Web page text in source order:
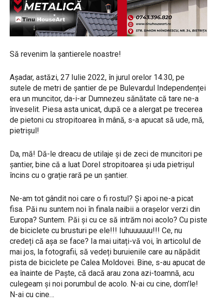
Să revenim la șantierele noastre!
Așadar, astăzi, 27 Iulie 2022, în jurul orelor 14.30, pe
sutele de metri de șantier de pe Bulevardul Independenței
era un muncitor, da-i-ar Dumnezeu sănătate că tare ne-a
înveselit. Piesa asta unicat, după ce a alergat pe trecerea
de pietoni cu stropitoarea în mână, s-a apucat să ude, mă,
pietrișul!
Da, mă! Dă-le dreacu de utilaje și de zeci de muncitori pe
șantier, bine că a luat Dorel stropitoarea și uda pietrișul
încins cu o grație rară pe un șantier.
Ne-am tot gândit noi care o fi rostul? Și apoi ne-a picat
fisa. Păi nu suntem noi în finala naibii a orașelor verzi din
Europa? Suntem. Păi și cu ce să intrăm noi acolo? Cu piste
de biciclete cu brusturi pe ele!!! Iuhuuuuuu!!! Ce, nu
credeți că așa se face? Ia mai uitați-vă voi, în articolul de
mai jos, la fotografii, să vedeți buruienile care au năpădit
pista de biciclete pe Calea Moldovei. Bine, s-au apucat de
ea înainte de Paște, că dacă arau zona azi-toamnă, acu
culegeam și noi porumbul de acolo. N-ai cu cine, dom’le!
N-ai cu cine…